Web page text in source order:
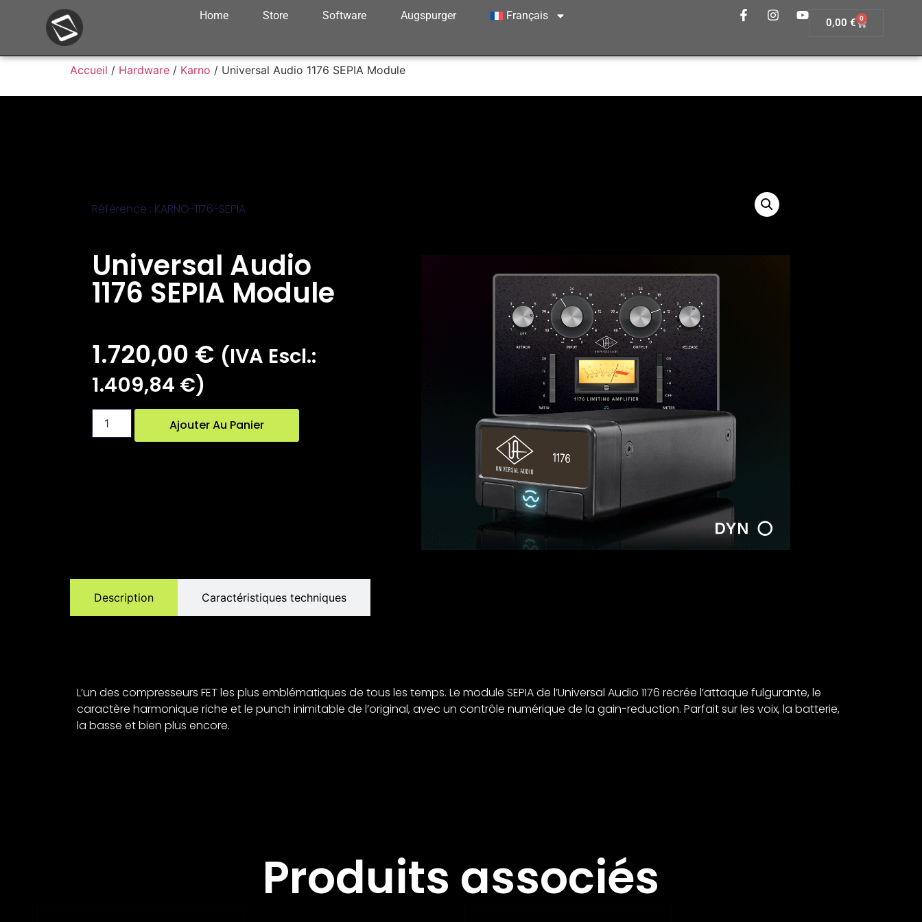
Home Store Software Augspurger Français
0,00€ 0
Accueil / Hardware / Karno / Universal Audio 1176 SEPIA Module
Référence : KARNO-1176-SEPIA
Universal Audio
1176 SEPIA Module
1.720,00 € (IVA Escl.:
1.409,84 €)
Ajouter Au Panier
Description Caractéristiques techniques
L’un des compresseurs FET les plus emblématiques de tous les temps. Le module SEPIA de l’Universal Audio 1176 recrée l’attaque fulgurante, le
caractère harmonique riche et le punch inimitable de l’original, avec un contrôle numérique de la gain-reduction. Parfait sur les voix, la batterie,
la basse et bien plus encore.
Produits associés